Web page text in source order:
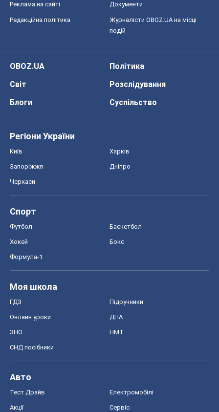
Реклама на сайті Документи
Редакційна політика
Журналісти OBOZ.UA на місці
подій
OBOZ.UA
Політика
Світ
Розслідування
Блоги
Суспільство
Регіони України
Київ Харків
Запоріжжя Дніпро
Черкаси
Спорт
Футбол Баскетбол
Хокей Бокс
Формула-1
Моя школа
ГДЗ Підручники
Онлайн уроки ДПА
ЗНО НМТ
СНД посібники
Авто
Тест Драйв Електромобілі
Акції Сервіс